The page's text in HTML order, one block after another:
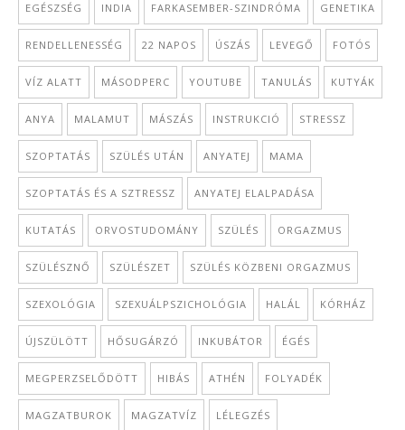
EGÉSZSÉG INDIA FARKASEMBER-SZINDRÓMA GENETIKA
RENDELLENESSÉG 22 NAPOS ÚSZÁS LEVEGŐ FOTÓS
VÍZ ALATT MÁSODPERC YOUTUBE TANULÁS KUTYÁK
ANYA MALAMUT MÁSZÁS INSTRUKCIÓ STRESSZ
SZOPTATÁS SZÜLÉS UTÁN ANYATEJ MAMA
SZOPTATÁS ÉS A SZTRESSZ ANYATEJ ELALPADÁSA
KUTATÁS ORVOSTUDOMÁNY SZÜLÉS ORGAZMUS
SZÜLÉSZNŐ SZÜLÉSZET SZÜLÉS KÖZBENI ORGAZMUS
SZEXOLÓGIA SZEXUÁLPSZICHOLÓGIA HALÁL KÓRHÁZ
ÚJSZÜLÖTT HŐSUGÁRZÓ INKUBÁTOR ÉGÉS
MEGPERZSELŐDÖTT HIBÁS ATHÉN FOLYADÉK
MAGZATBUROK MAGZATVÍZ LÉLEGZÉS